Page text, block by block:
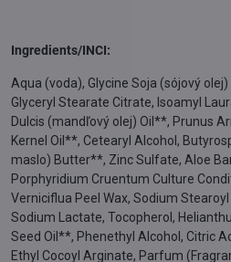
Ingredients/INCI:
Aqua (voda), Glycine Soja (sójový
Glyceryl Stearate Citrate, Isoamyl
Dulcis (mandľový olej) Oil**, Prunus
Kernel Oil**, Cetearyl Alcohol,
maslo) Butter**, Zinc Sulfate, Aloe
Porphyridium Cruentum Culture
Verniciflua Peel Wax, Sodium
Sodium Lactate, Tocopherol,
Seed Oil**, Phenethyl Alcohol, Citric
Ethyl Cocoyl Arginate, Parfum